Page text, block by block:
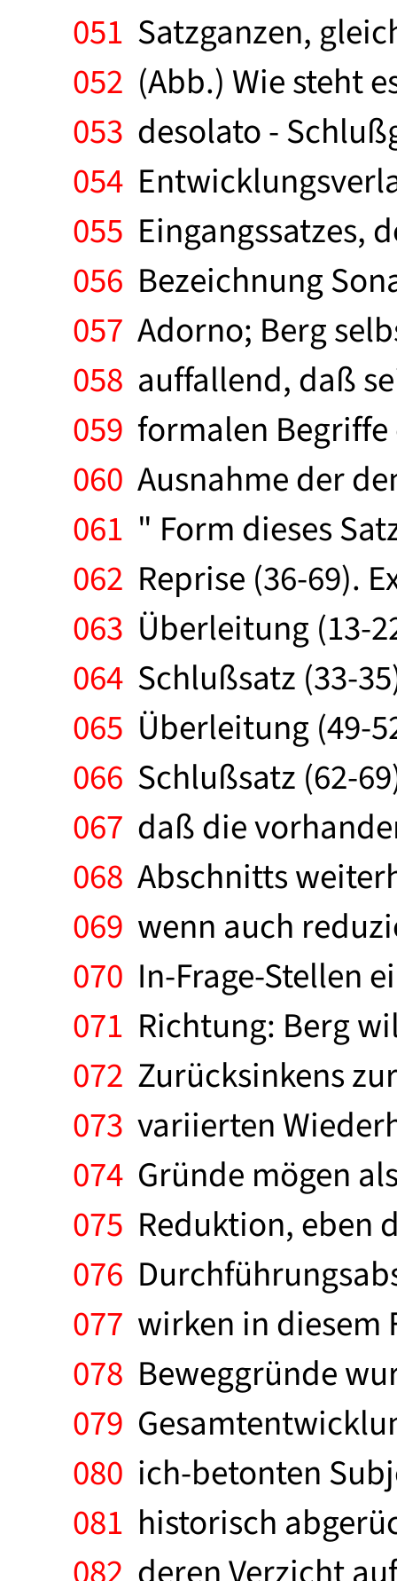
051 Satzganzen,
052 (Abb.) Wie steht
053 desolato -
054
055 Eingangssatzes,
056 Bezeichnung
057 Adorno; Berg
058 auffallend, daß
059 formalen
060 Ausnahme der
061 " Form dieses
062 Reprise (36-69).
063 Überleitung (13-
064 Schlußsatz (33-
065 Überleitung (49-
066 Schlußsatz (62-
067 daß die
068 Abschnitts
069 wenn auch
070 In-Frage-Stellen
071 Richtung: Berg
072 Zurücksinkens
073 variierten
074 Gründe mögen
075 Reduktion, eben
076
077 wirken in diesem
078 Beweggründe
079
080 ich-betonten
081 historisch